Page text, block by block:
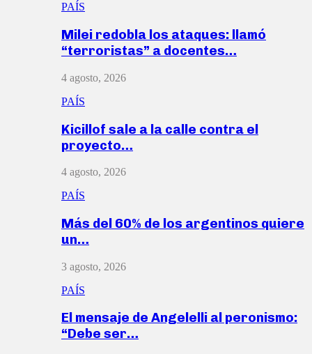
PAÍS
Milei redobla los ataques: llamó
“terroristas” a docentes…
4 agosto, 2026
PAÍS
Kicillof sale a la calle contra el
proyecto…
4 agosto, 2026
PAÍS
Más del 60% de los argentinos quiere
un…
3 agosto, 2026
PAÍS
El mensaje de Angelelli al peronismo:
“Debe ser…